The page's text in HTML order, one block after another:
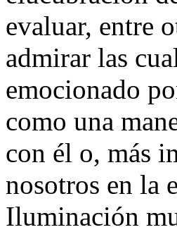
evaluar, entre
admirar las
emocionado
como una
con él o, más
nosotros en la
Iluminación